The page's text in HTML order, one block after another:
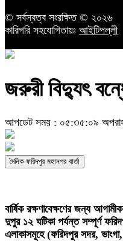
© সর্বস্বত্ব সংরক্ষিত © ২০২৬
কারিগরি সহযোগিতায়ঃ আইটিপল্লী
জরুরী বিদ্যুৎ
আপডেট সময় : ০৫:৩৫:০৯
দৈনিক ফরিদপুর মহানগর বার্তা
বার্ষিক রক্ষণাবেক্ষণের জন্য
দুপুর ১২ ঘটিকা পর্যন্ত সম্পূর্ণ
এলাকাসমূহে (ফরিদপুর সদর,